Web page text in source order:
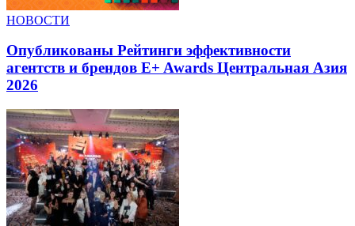
НОВОСТИ
Опубликованы Рейтинги эффективности
агентств и брендов E+ Awards Центральная Азия
2026